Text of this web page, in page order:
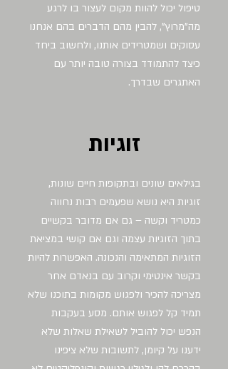
טיפול יכול להוות מקום לעצור בו לרגע
מה"מרוץ", להבין מהם הדברים בהם אנחנו
עסוקים ושמטרידים אותנו, ולחשוב ביחד
כיצד להתמודד בצורה טובה יותר עם
האתגרים שבדרך.
בגילאים שונים ובתקופות חיים שונות,
זוגיות היא נושא שפעמים רבות נחווה
כמטריד וקשה – גם אם מדובר בקשיים
בתוך הזוגיות עצמה וגם אם קושי במציאת
הזוגיות המתאימה והנכונה. האפשרות להיות
בקשר אינטימי וקרוב עם בנאדם אחר
מצריכה להכיר ולפגוש מקומות בתוכנו שלא
תמיד קל לפגוש אותם. מסע בעקבות
הנפש יכול להוביל לשאילת שאלות שלא
ידענו על קיומן, לתשובות שלא ציפינו
זוגיות